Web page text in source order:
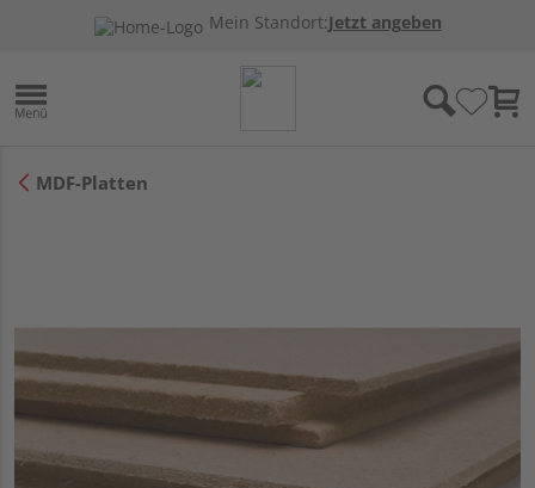
Mein Standort:Jetzt angeben
MDF-Platten